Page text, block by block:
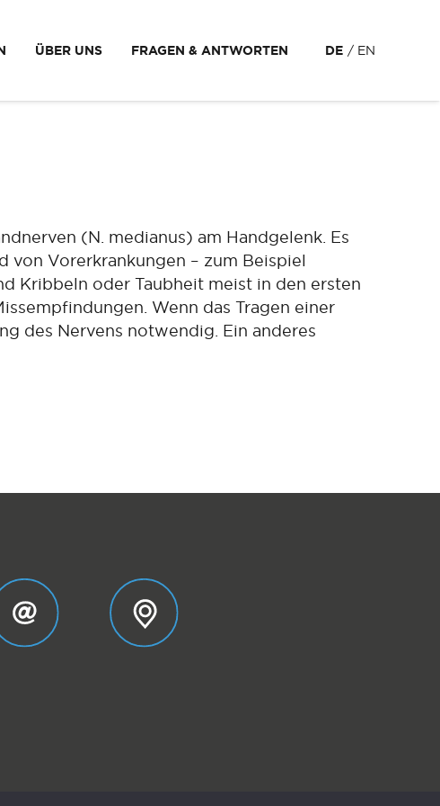
ÜBER UNS FRAGEN & ANTWORTEN DE EN
(N. medianus) am Handgelenk. Es
Vorerkrankungen – zum Beispiel
Kribbeln oder Taubheit meist in den ersten
Wenn das Tragen einer
des Nervens notwendig. Ein anderes